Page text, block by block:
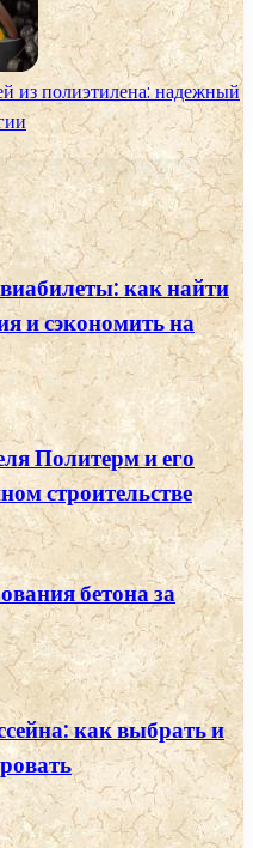
из полиэтилена: надежный
как найти
и сэкономить на
Политерм и его
строительстве
бетона за
как выбрать и